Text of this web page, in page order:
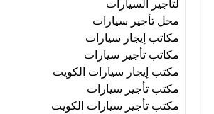
مكتب إيجار سيارات الكويت
مكتب تأجير سيارات
لتأجير السيارات
محل تأجير سيارات
مكاتب إيجار سيارات
مكاتب تأجير سيارات
مكتب إيجار سيارات الكويت
مكتب تأجير سيارات
مكتب تأجير سيارات الكويت